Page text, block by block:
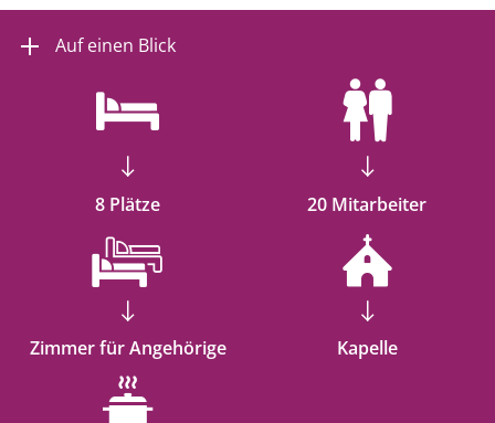
Auf einen Blick
8 Plätze 20 Mitarbeiter
Zimmer für Angehörige Kapelle